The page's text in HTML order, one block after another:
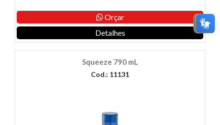
Orçar
Detalhes
Squeeze 790 mL
Cod.: 11131